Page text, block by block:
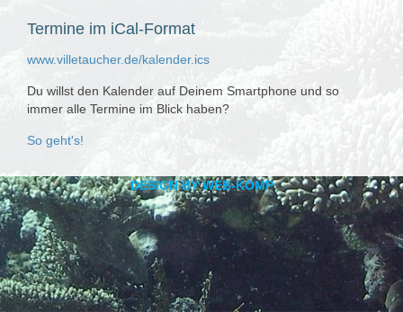
Termine im iCal-Format
www.villetaucher.de/kalender.ics
Du willst den Kalender auf Deinem Smartphone und so
immer alle Termine im Blick haben?
So geht's!
DESIGN BY WEB-KOMP